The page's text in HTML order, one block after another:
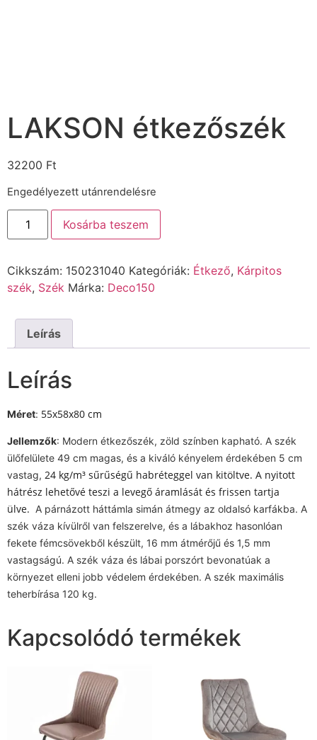
LAKSON étkezőszék
32200 Ft
Engedélyezett utánrendelésre
Kosárba teszem
Cikkszám: 150231040 Kategóriák: Étkező, Kárpitos
szék, Szék Márka: Deco150
Leírás
Leírás
Méret: 55x58x80 cm
Jellemzők: Modern étkezőszék, zöld színben kapható. A szék
ülőfelülete 49 cm magas, és a kiváló kényelem érdekében 5 cm
vastag, 24 kg/m³ sűrűségű habréteggel van kitöltve. A nyitott
hátrész lehetővé teszi a levegő áramlását és frissen tartja
ülve. A párnázott háttámla simán átmegy az oldalsó karfákba. A
szék váza kívülről van felszerelve, és a lábakhoz hasonlóan
fekete fémcsövekből készült, 16 mm átmérőjű és 1,5 mm
vastagságú. A szék váza és lábai porszórt bevonatúak a
környezet elleni jobb védelem érdekében. A szék maximális
teherbírása 120 kg.
Kapcsolódó termékek